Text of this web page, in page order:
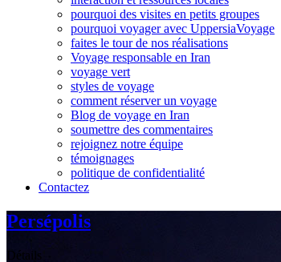
pourquoi des visites en petits groupes
pourquoi voyager avec UppersiaVoyage
faites le tour de nos réalisations
Voyage responsable en Iran
voyage vert
styles de voyage
comment réserver un voyage
Blog de voyage en Iran
soumettre des commentaires
rejoignez notre équipe
témoignages
politique de confidentialité
Contactez
Persépolis
Détails